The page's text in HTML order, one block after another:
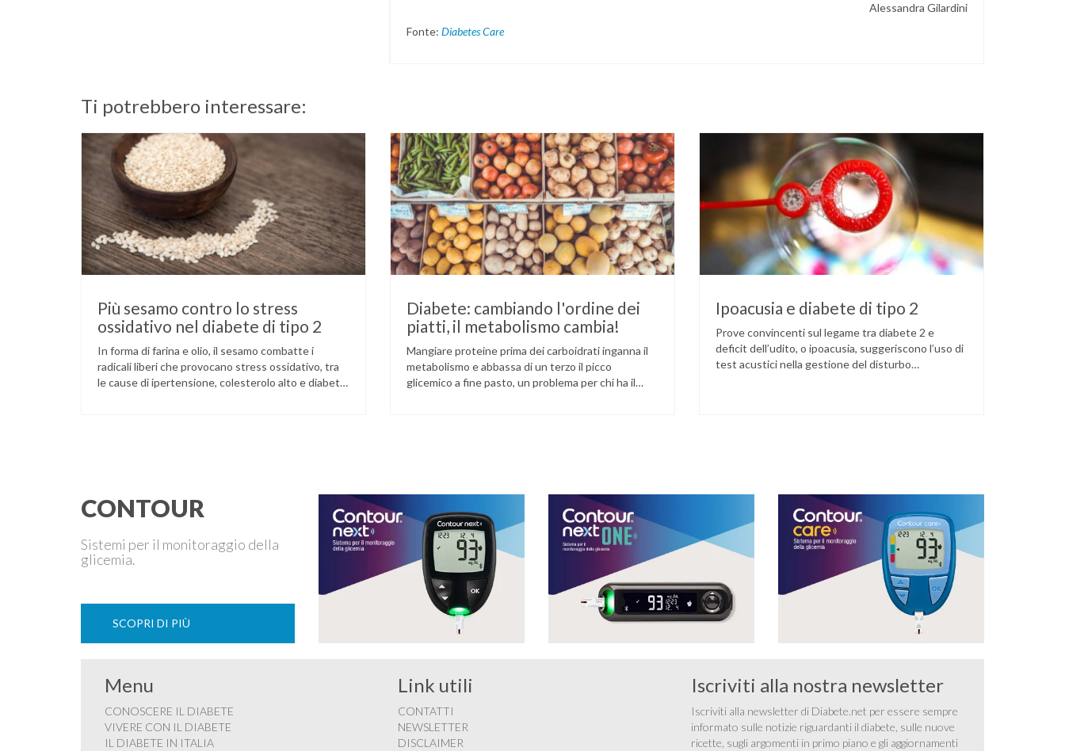
Alessandra Gilardini
Fonte: Diabetes Care
Ti potrebbero interessare:
Più sesamo contro lo stress
ossidativo nel diabete di tipo 2
In forma di farina e olio, il sesamo combatte i
radicali liberi che provocano stress ossidativo, tra
le cause di ipertensione, colesterolo alto e diabete.
Diabete: cambiando l'ordine dei
piatti, il metabolismo cambia!
Mangiare proteine prima dei carboidrati inganna il
metabolismo e abbassa di un terzo il picco
glicemico a fine pasto, un problema per chi ha il
Ipoacusia e diabete di tipo 2
Prove convincenti sul legame tra diabete 2 e
deficit dell’udito, o ipoacusia, suggeriscono l’uso di
test acustici nella gestione del disturbo
CONTOUR
Sistemi per il monitoraggio della
glicemia.
SCOPRI DI PIÙ
Menu
CONOSCERE IL DIABETE
VIVERE CON IL DIABETE
IL DIABETE IN ITALIA
Link utili
CONTATTI
NEWSLETTER
DISCLAIMER
Iscriviti alla nostra newsletter
Iscriviti alla newsletter di Diabete.net per essere sempre
informato sulle notizie riguardanti il diabete, sulle nuove
ricette, sugli argomenti in primo piano e gli aggiornamenti